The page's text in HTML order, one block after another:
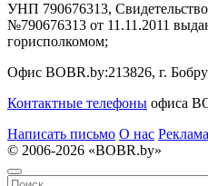
УНП 790676313, Свидетельство
№790676313 от 11.11.2011
горисполкомом;
Офис BOBR.by:213826, г.
Контактные телефоны офиса
Написать письмо О нас Реклама
© 2006-2026 «BOBR.by»